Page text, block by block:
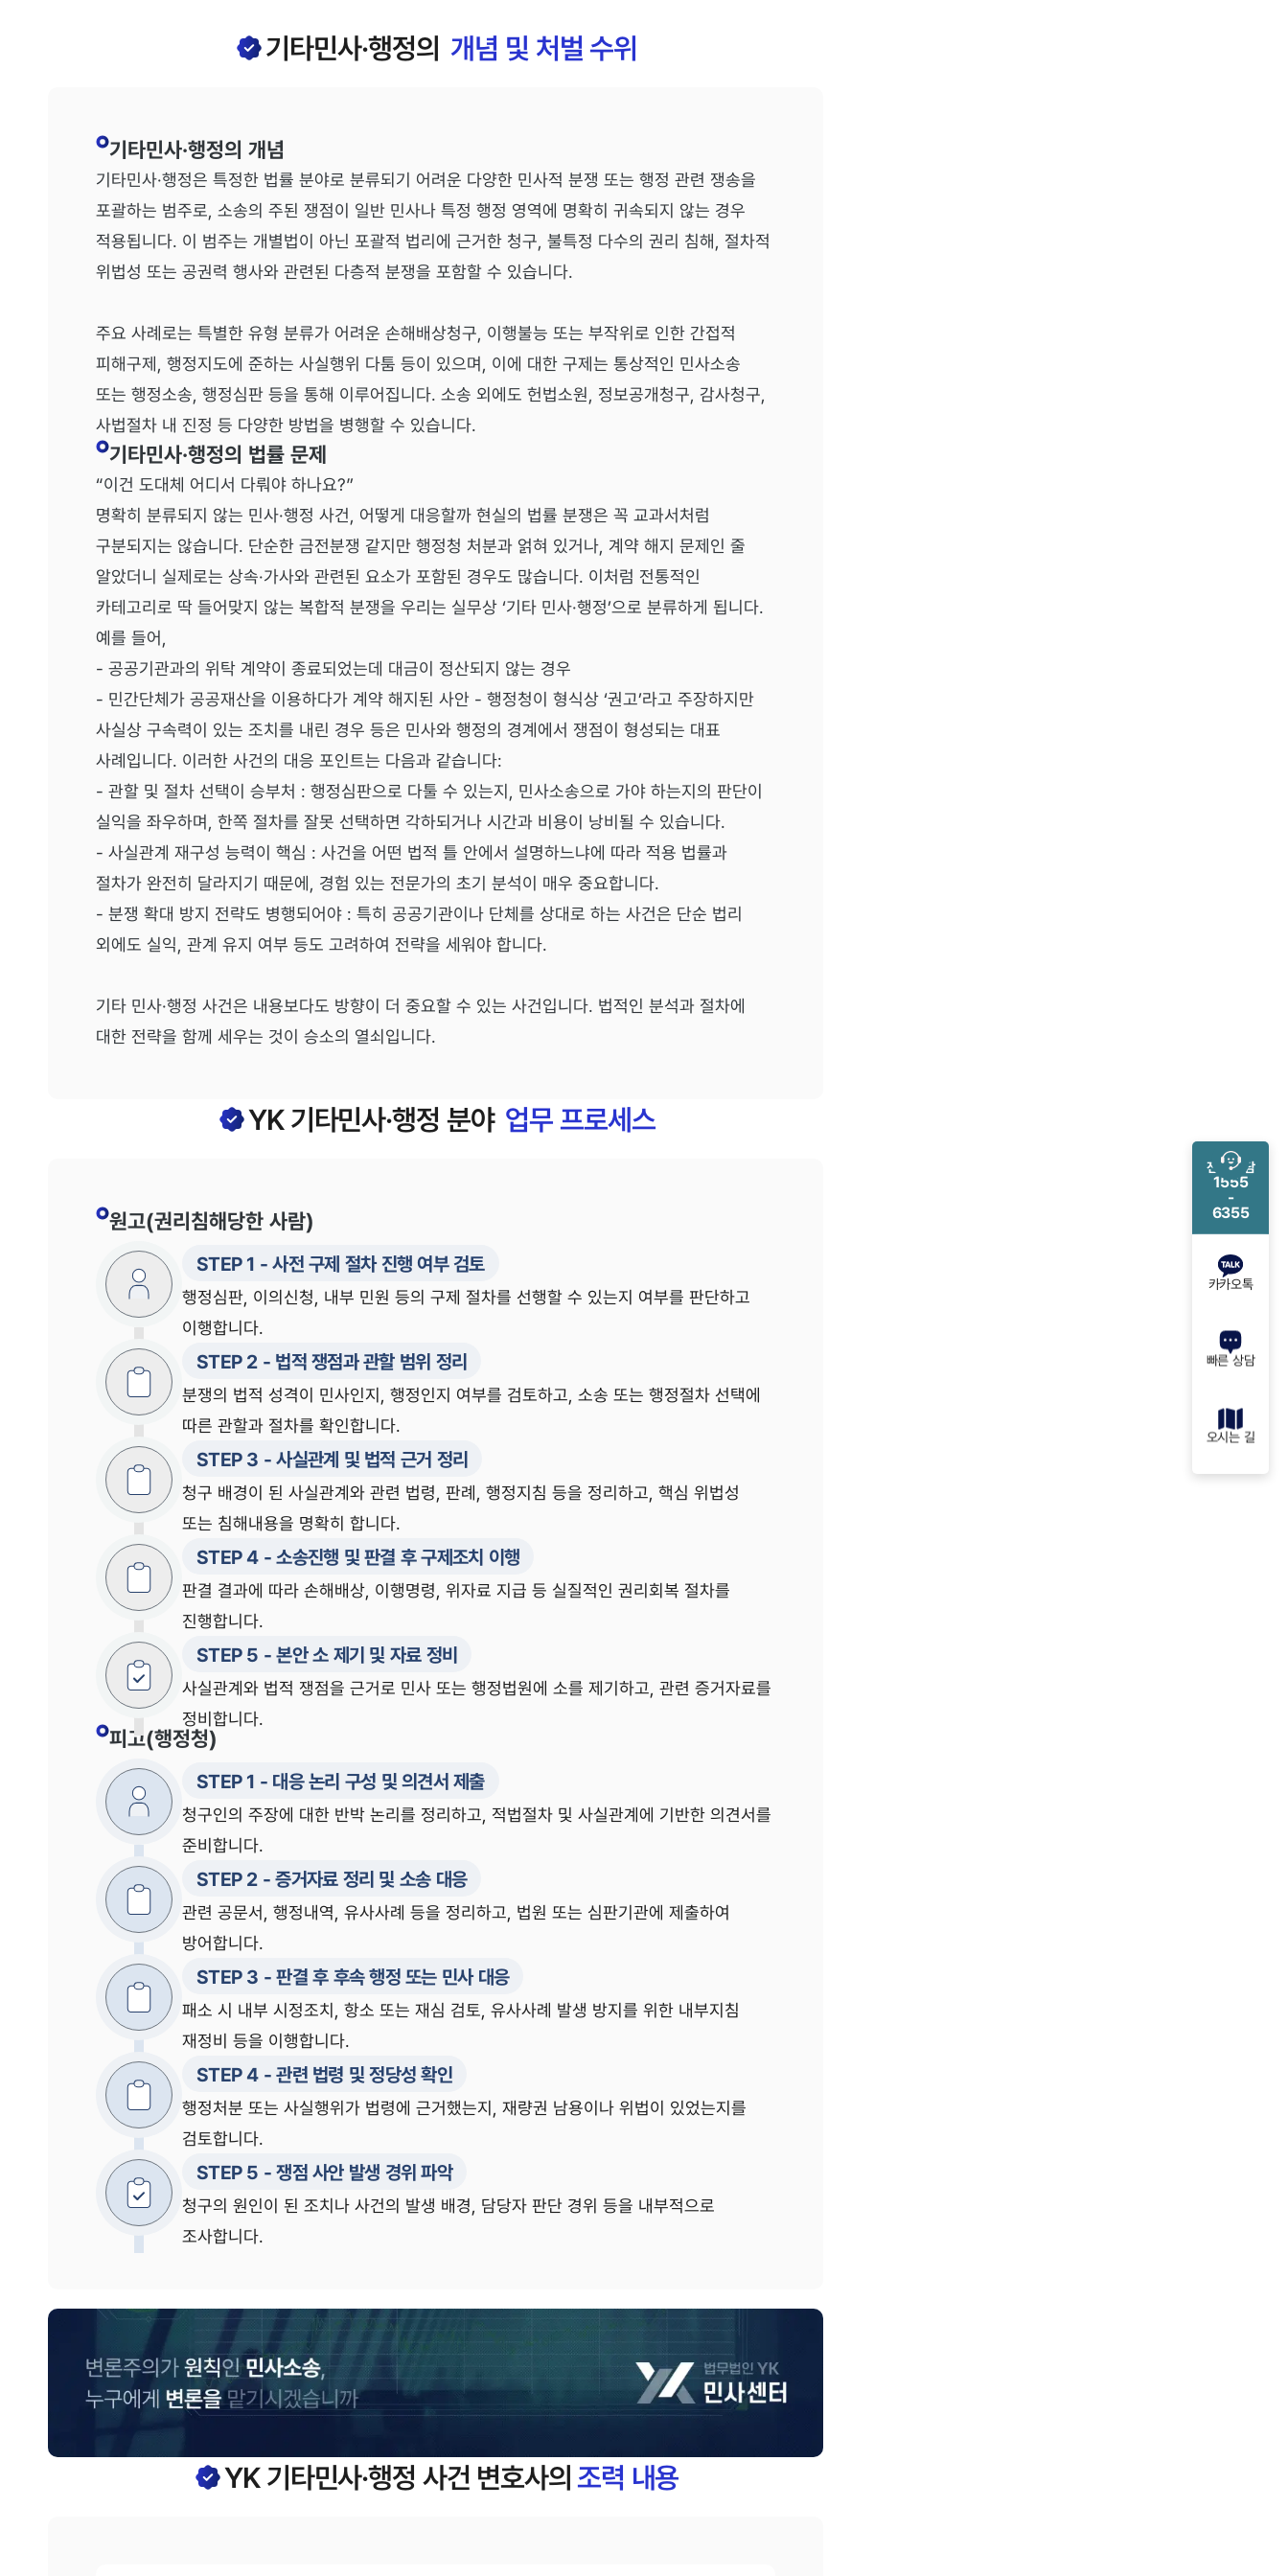
전화 상담
1555
-
6355
카카오톡
빠른 상담
오시는 길
기타민사·행정의 개념 및 처벌 수위
기타민사·행정의 개념
기타민사·행정은 특정한 법률 분야로 분류되기 어려운 다양한 민사적 분쟁 또는 행정 관련 쟁송을
포괄하는 범주로, 소송의 주된 쟁점이 일반 민사나 특정 행정 영역에 명확히 귀속되지 않는 경우
적용됩니다. 이 범주는 개별법이 아닌 포괄적 법리에 근거한 청구, 불특정 다수의 권리 침해, 절차적
위법성 또는 공권력 행사와 관련된 다층적 분쟁을 포함할 수 있습니다.
주요 사례로는 특별한 유형 분류가 어려운 손해배상청구, 이행불능 또는 부작위로 인한 간접적
피해구제, 행정지도에 준하는 사실행위 다툼 등이 있으며, 이에 대한 구제는 통상적인 민사소송
또는 행정소송, 행정심판 등을 통해 이루어집니다. 소송 외에도 헌법소원, 정보공개청구, 감사청구,
사법절차 내 진정 등 다양한 방법을 병행할 수 있습니다.
기타민사·행정의 법률 문제
“이건 도대체 어디서 다뤄야 하나요?”
명확히 분류되지 않는 민사·행정 사건, 어떻게 대응할까 현실의 법률 분쟁은 꼭 교과서처럼
구분되지는 않습니다. 단순한 금전분쟁 같지만 행정청 처분과 얽혀 있거나, 계약 해지 문제인 줄
알았더니 실제로는 상속·가사와 관련된 요소가 포함된 경우도 많습니다. 이처럼 전통적인
카테고리로 딱 들어맞지 않는 복합적 분쟁을 우리는 실무상 ‘기타 민사·행정’으로 분류하게 됩니다.
예를 들어,
- 공공기관과의 위탁 계약이 종료되었는데 대금이 정산되지 않는 경우
- 민간단체가 공공재산을 이용하다가 계약 해지된 사안 - 행정청이 형식상 ‘권고’라고 주장하지만
사실상 구속력이 있는 조치를 내린 경우 등은 민사와 행정의 경계에서 쟁점이 형성되는 대표
사례입니다. 이러한 사건의 대응 포인트는 다음과 같습니다:
- 관할 및 절차 선택이 승부처 : 행정심판으로 다툴 수 있는지, 민사소송으로 가야 하는지의 판단이
실익을 좌우하며, 한쪽 절차를 잘못 선택하면 각하되거나 시간과 비용이 낭비될 수 있습니다.
- 사실관계 재구성 능력이 핵심 : 사건을 어떤 법적 틀 안에서 설명하느냐에 따라 적용 법률과
절차가 완전히 달라지기 때문에, 경험 있는 전문가의 초기 분석이 매우 중요합니다.
- 분쟁 확대 방지 전략도 병행되어야 : 특히 공공기관이나 단체를 상대로 하는 사건은 단순 법리
외에도 실익, 관계 유지 여부 등도 고려하여 전략을 세워야 합니다.
기타 민사·행정 사건은 내용보다도 방향이 더 중요할 수 있는 사건입니다. 법적인 분석과 절차에
대한 전략을 함께 세우는 것이 승소의 열쇠입니다.
YK기타민사·행정 분야 업무 프로세스
원고(권리침해당한 사람)
STEP1 -사전 구제 절차 진행 여부 검토
행정심판, 이의신청, 내부 민원 등의 구제 절차를 선행할 수 있는지 여부를 판단하고
이행합니다.
STEP2- 법적 쟁점과 관할 범위 정리
분쟁의 법적 성격이 민사인지, 행정인지 여부를 검토하고, 소송 또는 행정절차 선택에
따른 관할과 절차를 확인합니다.
STEP3 -사실관계 및 법적 근거 정리
청구 배경이 된 사실관계와 관련 법령, 판례, 행정지침 등을 정리하고, 핵심 위법성
또는 침해내용을 명확히 합니다.
STEP4-소송진행 및 판결 후 구제조치 이행
판결 결과에 따라 손해배상, 이행명령, 위자료 지급 등 실질적인 권리회복 절차를
진행합니다.
STEP5 -본안 소 제기 및 자료 정비
사실관계와 법적 쟁점을 근거로 민사 또는 행정법원에 소를 제기하고, 관련 증거자료를
정비합니다.
피고(행정청)
STEP1 - 대응 논리 구성 및 의견서 제출
청구인의 주장에 대한 반박 논리를 정리하고, 적법절차 및 사실관계에 기반한 의견서를
준비합니다.
STEP2-증거자료 정리 및 소송 대응
관련 공문서, 행정내역, 유사사례 등을 정리하고, 법원 또는 심판기관에 제출하여
방어합니다.
STEP3 -판결 후 후속 행정 또는 민사 대응
패소 시 내부 시정조치, 항소 또는 재심 검토, 유사사례 발생 방지를 위한 내부지침
재정비 등을 이행합니다.
STEP4-관련 법령 및 정당성 확인
행정처분 또는 사실행위가 법령에 근거했는지, 재량권 남용이나 위법이 있었는지를
검토합니다.
STEP5 -쟁점 사안 발생 경위 파악
청구의 원인이 된 조치나 사건의 발생 배경, 담당자 판단 경위 등을 내부적으로
조사합니다.
YK기타민사·행정 사건 변호사의조력 내용